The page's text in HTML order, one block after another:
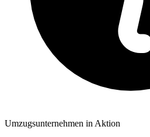
Umzugsunternehmen in Aktion